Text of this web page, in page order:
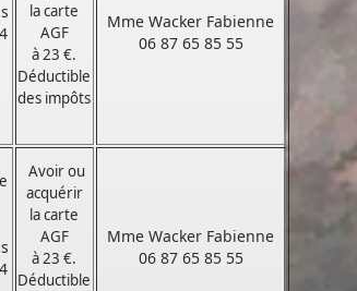
la carte
AGF
à 23 €.
Déductible
des impôts
Mme Wacker Fabienne
06 87 65 85 55
Avoir ou
acquérir
la carte
AGF
à 23 €.
Déductible
Mme Wacker Fabienne
06 87 65 85 55